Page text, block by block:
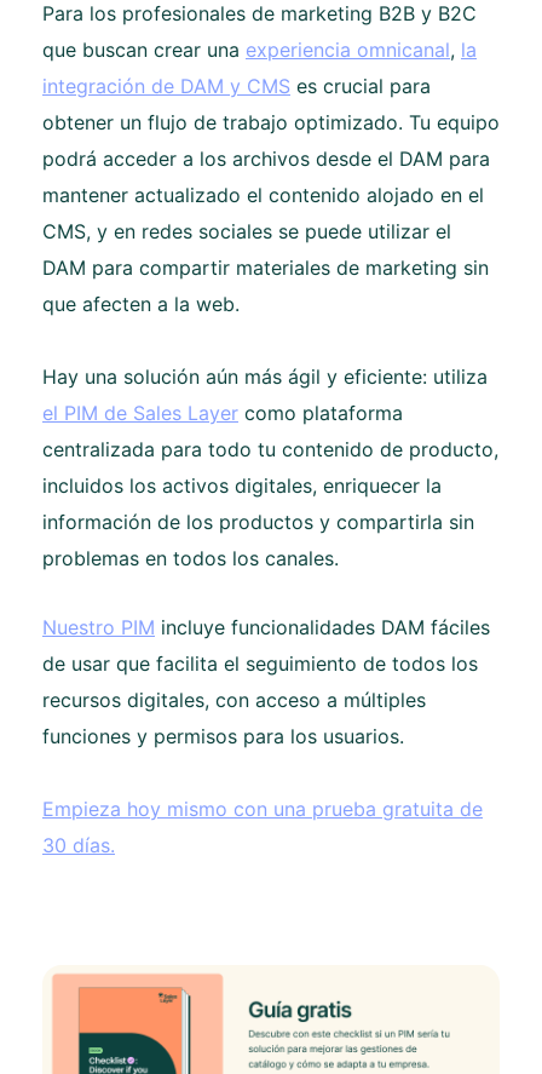
Para los profesionales de marketing B2B y B2C
que buscan crear una experiencia omnicanal, la
integración de DAM y CMS es crucial para
obtener un flujo de trabajo optimizado. Tu equipo
podrá acceder a los archivos desde el DAM para
mantener actualizado el contenido alojado en el
CMS, y en redes sociales se puede utilizar el
DAM para compartir materiales de marketing sin
que afecten a la web.
Hay una solución aún más ágil y eficiente: utiliza
el PIM de Sales Layer como plataforma
centralizada para todo tu contenido de producto,
incluidos los activos digitales, enriquecer la
información de los productos y compartirla sin
problemas en todos los canales.
Nuestro PIM incluye funcionalidades DAM fáciles
de usar que facilita el seguimiento de todos los
recursos digitales, con acceso a múltiples
funciones y permisos para los usuarios.
Empieza hoy mismo con una prueba gratuita de
30 días.